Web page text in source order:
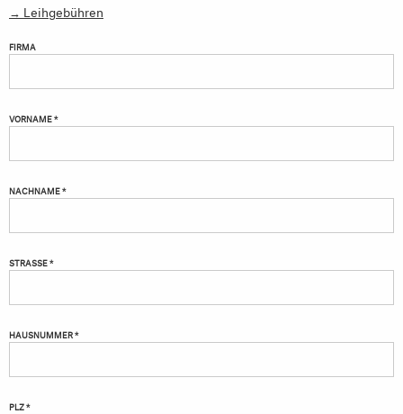
→ Leihgebühren
FIRMA
VORNAME *
NACHNAME *
STRASSE *
HAUSNUMMER *
PLZ *